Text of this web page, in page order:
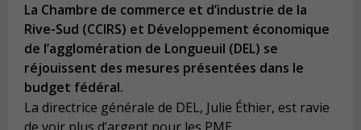
La Chambre de commerce et d’industrie de la
Rive-Sud (CCIRS) et Développement économique
de l’agglomération de Longueuil (DEL) se
réjouissent des mesures présentées dans le
budget fédéral.
La directrice générale de DEL, Julie Éthier, est ravie